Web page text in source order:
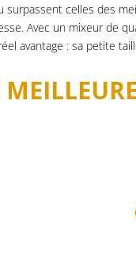
surpassent celles des
Avec un mixeur de
avantage : sa petite